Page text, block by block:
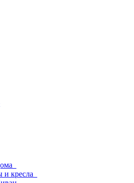
и кресла